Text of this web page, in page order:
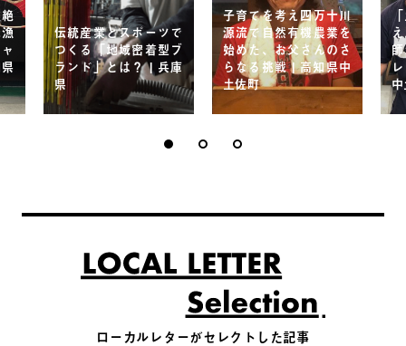
伝統産業とスポーツで
つくる「地域密着型ブ
ランド」とは？ | 兵庫
県
子育てを考え四万十川
源流で自然有機農業を
始めた、お父さんのさ
らなる挑戦 | 高知県中
土佐町
ローカルレターがセレクトした記事